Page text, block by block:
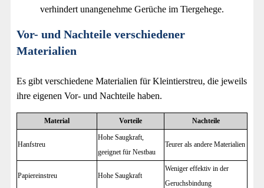
verhindert unangenehme Gerüche im Tiergehege.
Vor- und Nachteile verschiedener
Materialien
Es gibt verschiedene Materialien für Kleintierstreu, die jeweils
ihre eigenen Vor- und Nachteile haben.
Material Vorteile Nachteile
Hanfstreu
Hohe Saugkraft,
geeignet für Nestbau
Teurer als andere Materialien
Papiereinstreu Hohe Saugkraft
Weniger effektiv in der
Geruchsbindung